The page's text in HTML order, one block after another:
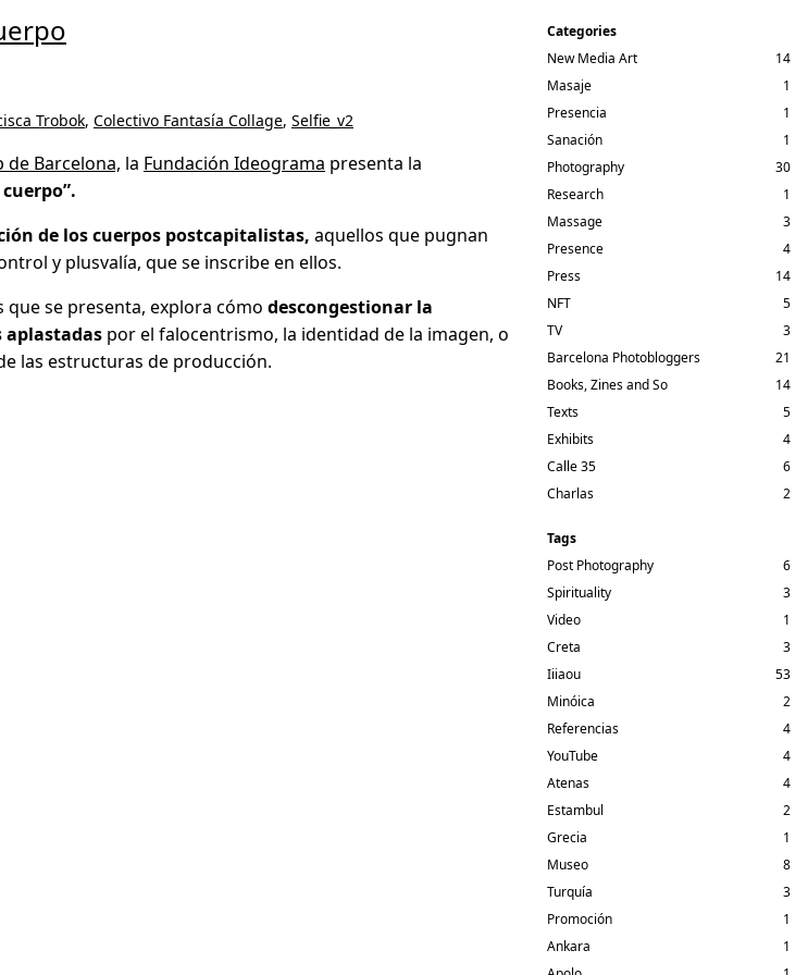
Trobok, Colectivo Fantasía Collage, Selfie_v2
de Barcelona, la Fundación Ideograma presenta la
de los cuerpos postcapitalistas, aquellos que pugnan
y plusvalía, que se inscribe en ellos.
se presenta, explora cómo descongestionar la
aplastadas por el falocentrismo, la identidad de la imagen, o
las estructuras de producción.
Categories
New Media Art
14
Masaje
1
Presencia
1
Sanación
1
Photography
30
Research
1
Massage
3
Presence
4
Press
14
NFT
5
TV
3
Barcelona Photobloggers
21
Books, Zines and So
14
Texts
5
Exhibits
4
Calle 35
6
Charlas
2
Tags
Post Photography
6
Spirituality
3
Video
1
Creta
3
Iiiaou
53
Minóica
2
Referencias
4
YouTube
4
Atenas
4
Estambul
2
Grecia
1
Museo
8
Turquía
3
Promoción
1
Ankara
1